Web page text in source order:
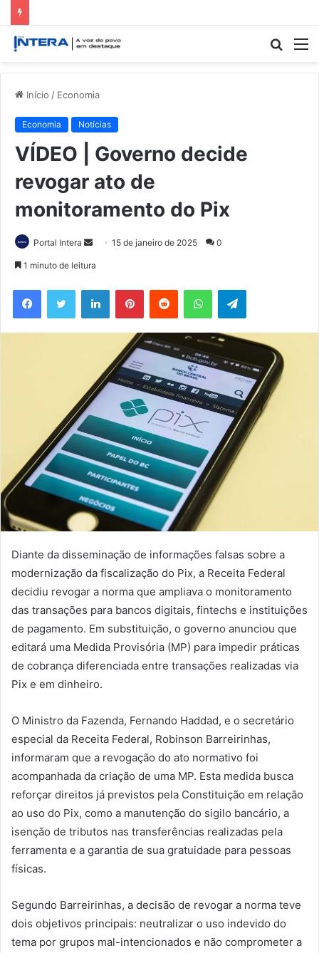
Início / Economia
Economia Notícias
VÍDEO | Governo decide
revogar ato de
monitoramento do Pix
Portal Intera
Mande
mail
15 de janeiro de 2025 0
1 minuto de leitura
FacebookTwitter LinkedinPinterestReddit WhatsAppTelegram
Diante da disseminação de informações falsas sobre a
modernização da fiscalização do Pix, a Receita Federal
decidiu revogar a norma que ampliava o monitoramento
das transações para bancos digitais, fintechs e instituições
de pagamento. Em substituição, o governo anunciou que
editará uma Medida Provisória (MP) para impedir práticas
de cobrança diferenciada entre transações realizadas via
Pix e em dinheiro.
O Ministro da Fazenda, Fernando Haddad, e o secretário
especial da Receita Federal, Robinson Barreirinhas,
informaram que a revogação do ato normativo foi
acompanhada da criação de uma MP. Esta medida busca
reforçar direitos já previstos pela Constituição em relação
ao uso do Pix, como a manutenção do sigilo bancário, a
isenção de tributos nas transferências realizadas pela
ferramenta e a garantia de sua gratuidade para pessoas
físicas.
Segundo Barreirinhas, a decisão de revogar a norma teve
dois objetivos principais: neutralizar o uso indevido do
tema por grupos mal-intencionados e não comprometer a